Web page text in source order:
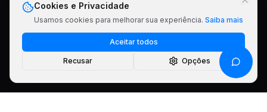
Cookies e Privacidade
Usamos cookies para melhorar sua experiência. Saiba mais
Aceitar todos
Recusar Opções